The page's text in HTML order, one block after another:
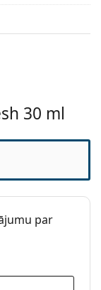
30 ml
par